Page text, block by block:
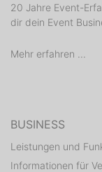
20 Jahre Event-
dir dein Event
Mehr erfahren ...
BUSINESS
Leistungen und
Informationen für